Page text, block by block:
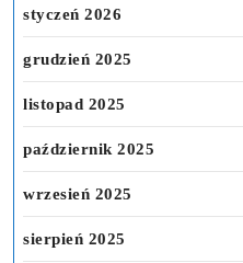
styczeń 2026
grudzień 2025
listopad 2025
październik 2025
wrzesień 2025
sierpień 2025